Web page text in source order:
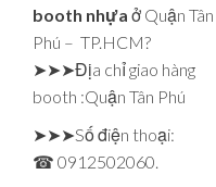
booth nhựa ở Quận Tân
Phú – TP.HCM?
➤➤➤Địa chỉ giao hàng
booth :Quận Tân Phú
➤➤➤Số điện thoại:
☎ 0912502060.